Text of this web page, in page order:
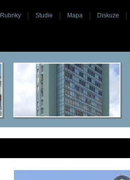
Rubriky Studie Mapa Diskuze